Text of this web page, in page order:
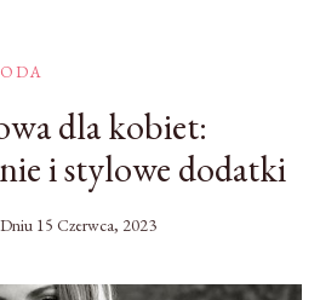
dla kobiet:
i stylowe dodatki
15 Czerwca, 2023